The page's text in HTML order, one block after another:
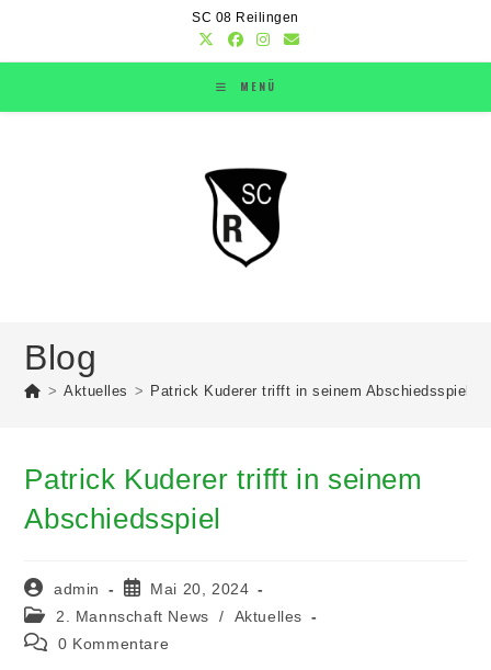
SC 08 Reilingen
MENÜ
Blog
> Aktuelles > Patrick Kuderer trifft in seinem Abschiedsspiel
Patrick Kuderer trifft in seinem
Abschiedsspiel
admin
Mai 20, 2024
2. Mannschaft News
/
Aktuelles
0 Kommentare